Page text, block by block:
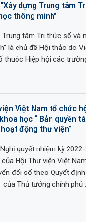
dựng Trung tâm
thông minh”
Trung tâm Tri thức số và
là chủ đề Hội thảo do
thuộc Hiệp hội các
Việt Nam tổ chức
học “ Bản quyền
động thư viện”
quyết nhiệm kỳ
của Hội Thư viện Việt
đổi số theo Quyết
Thủ tướng chính phủ …